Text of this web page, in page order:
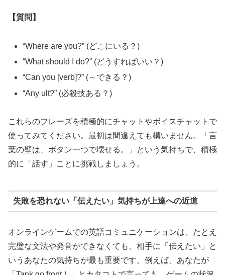
【質問】
“Where are you?” (どこにいる？)
“What should I do?” (どうすればいい？)
“Can you [verb]?” (～できる？)
“Any ult?” (必殺技ある？)
これらのフレーズを積極的にチャットやボイスチャットで
使ってみてください。最初は間違えても構いません。「言
葉の壁は、ボタン一つで壊せる。」という気持ちで、積極
的に「話す」ことに挑戦しましょう。
失敗を恐れない「伝えたい」気持ちが上達への近道
オンラインゲームでの英語コミュニケーションは、たとえ
完璧な文法や発音ができなくても、相手に「伝えたい」と
いうあなたの気持ちが最も重要です。例えば、あなたが